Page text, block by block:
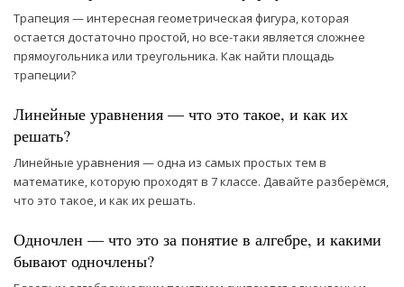
Трапеция — интересная геометрическая фигура, которая
остается достаточно простой, но все-таки является сложнее
прямоугольника или треугольника. Как найти площадь
трапеции?
Линейные уравнения — что это такое, и как их
решать?
Линейные уравнения — одна из самых простых тем в
математике, которую проходят в 7 классе. Давайте разберёмся,
что это такое, и как их решать.
Одночлен — что это за понятие в алгебре, и какими
бывают одночлены?